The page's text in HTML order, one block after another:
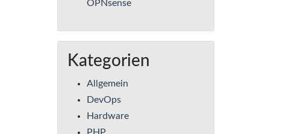
OPNsense
Kategorien
Allgemein
DevOps
Hardware